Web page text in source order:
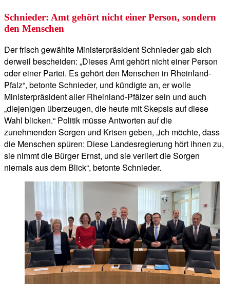
Schnieder: Amt gehört nicht einer Person, sondern
den Menschen
Der frisch gewählte Ministerpräsident Schnieder gab sich
derweil bescheiden: „Dieses Amt gehört nicht einer Person
oder einer Partei. Es gehört den Menschen in Rheinland-
Pfalz“, betonte Schnieder, und kündigte an, er wolle
Ministerpräsident aller Rheinland-Pfälzer sein und auch
„diejenigen überzeugen, die heute mit Skepsis auf diese
Wahl blicken.“ Politik müsse Antworten auf die
zunehmenden Sorgen und Krisen geben, „ich möchte, dass
die Menschen spüren: Diese Landesregierung hört ihnen zu,
sie nimmt die Bürger Ernst, und sie verliert die Sorgen
niemals aus dem Blick“, betonte Schnieder.